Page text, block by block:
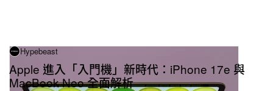
Hypebeast
Apple 進入「入門機」新時代：iPhone 17e 與
MacBook Neo 全面解析